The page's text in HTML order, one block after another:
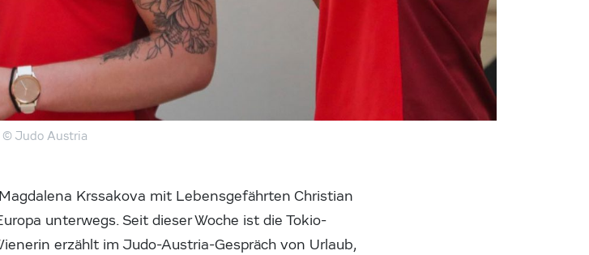
© Judo Austria
Krssakova mit Lebensgefährten Christian
unterwegs. Seit dieser Woche ist die Tokio-
erzählt im Judo-Austria-Gespräch von Urlaub,